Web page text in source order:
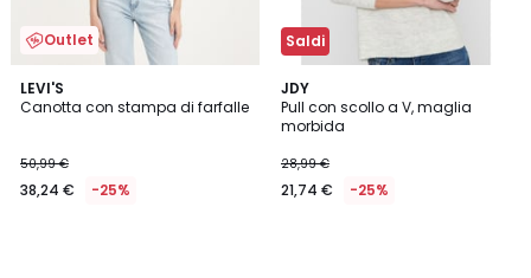
Outlet
LEVI'S
Canotta con stampa di farfalle
50,99 €
38,24 € -25%
Saldi
JDY
Pull con scollo a V, maglia
morbida
28,99 €
21,74 € -25%